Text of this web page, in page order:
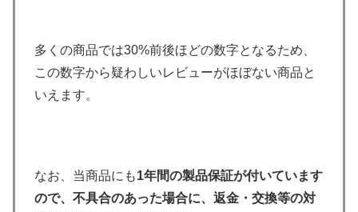
多くの商品では30%前後ほどの数字となるため、
この数字から疑わしいレビューがほぼない商品と
いえます。
なお、当商品にも1年間の製品保証が付いています
ので、不具合のあった場合に、返金・交換等の対